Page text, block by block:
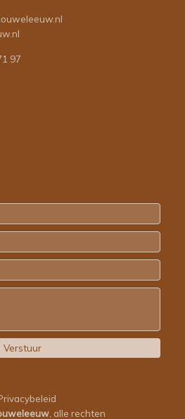
97
, alle rechten